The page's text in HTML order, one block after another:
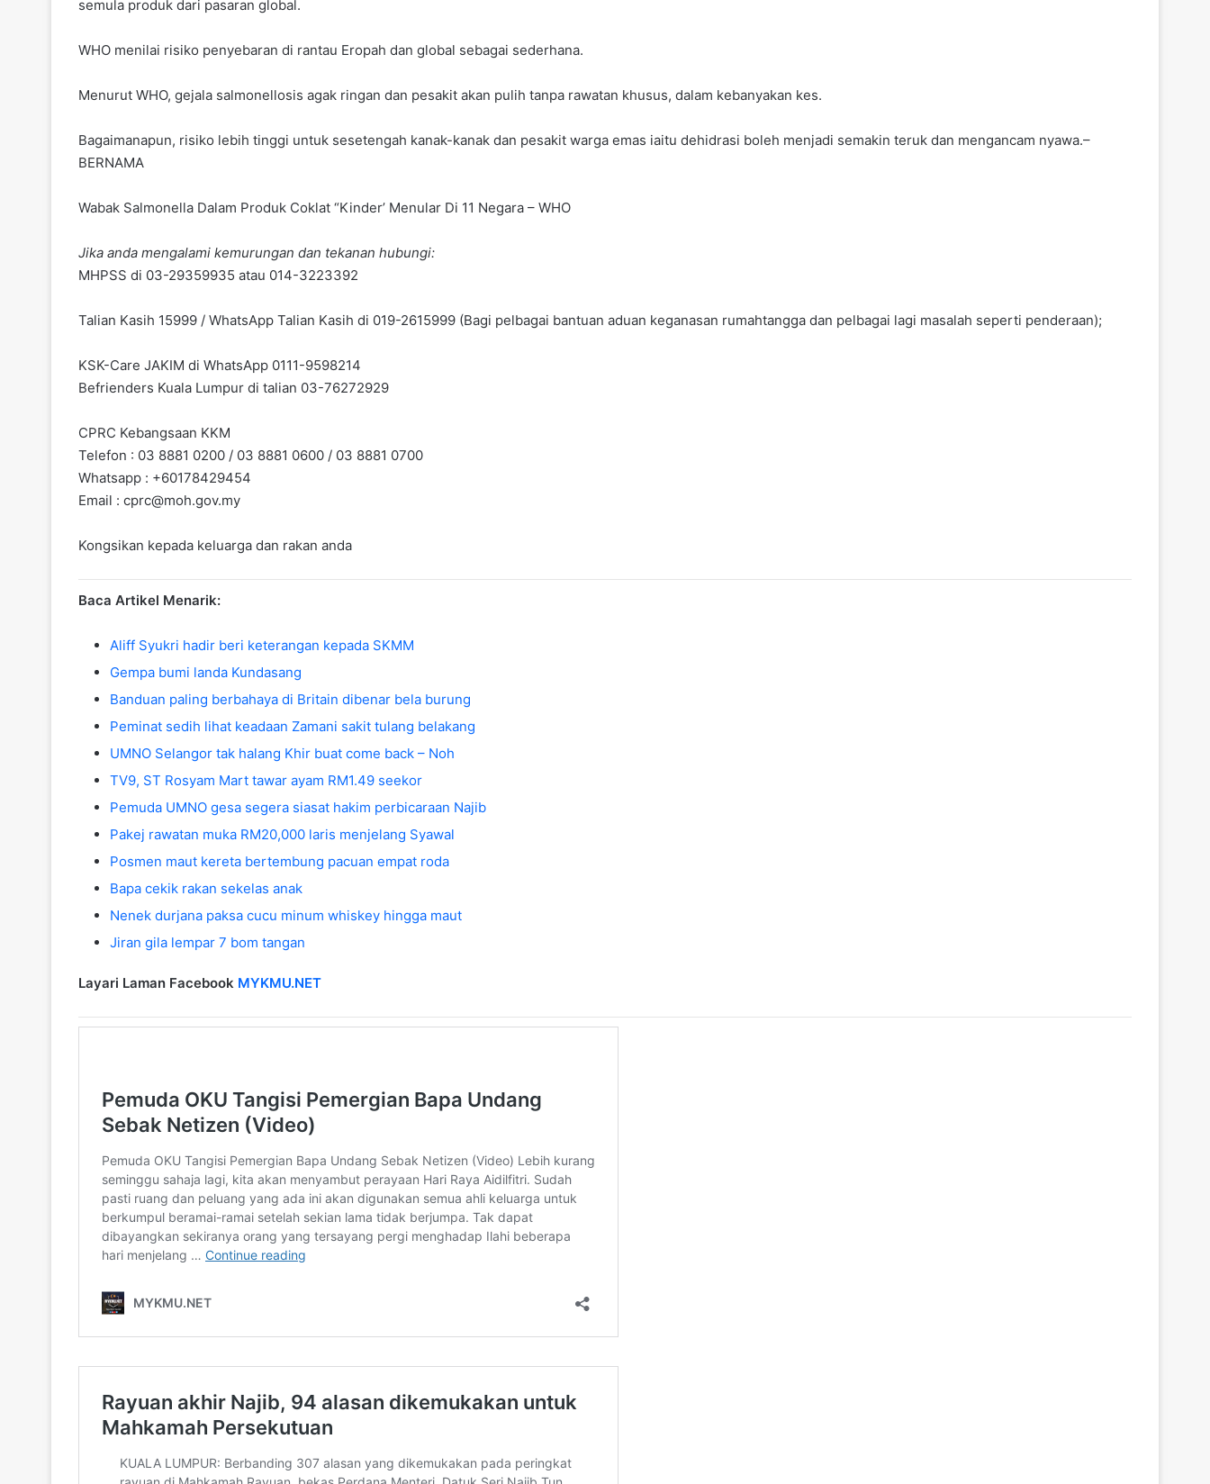
semula produk dari pasaran global.
WHO menilai risiko penyebaran di rantau Eropah dan global sebagai sederhana.
Menurut WHO, gejala salmonellosis agak ringan dan pesakit akan pulih tanpa rawatan khusus, dalam kebanyakan kes.
Bagaimanapun, risiko lebih tinggi untuk sesetengah kanak-kanak dan pesakit warga emas iaitu dehidrasi boleh menjadi semakin teruk dan mengancam nyawa.–
BERNAMA
Wabak Salmonella Dalam Produk Coklat “Kinder’ Menular Di 11 Negara – WHO
Jika anda mengalami kemurungan dan tekanan hubungi:
MHPSS di 03-29359935 atau 014-3223392
Talian Kasih 15999 / WhatsApp Talian Kasih di 019-2615999 (Bagi pelbagai bantuan aduan keganasan rumahtangga dan pelbagai lagi masalah seperti penderaan);
KSK-Care JAKIM di WhatsApp 0111-9598214
Befrienders Kuala Lumpur di talian 03-76272929
CPRC Kebangsaan KKM
Telefon : 03 8881 0200 / 03 8881 0600 / 03 8881 0700
Whatsapp : +60178429454
Email : cprc@moh.gov.my
Kongsikan kepada keluarga dan rakan anda
Baca Artikel Menarik:
Aliff Syukri hadir beri keterangan kepada SKMM
Gempa bumi landa Kundasang
Banduan paling berbahaya di Britain dibenar bela burung
Peminat sedih lihat keadaan Zamani sakit tulang belakang
UMNO Selangor tak halang Khir buat come back – Noh
TV9, ST Rosyam Mart tawar ayam RM1.49 seekor
Pemuda UMNO gesa segera siasat hakim perbicaraan Najib
Pakej rawatan muka RM20,000 laris menjelang Syawal
Posmen maut kereta bertembung pacuan empat roda
Bapa cekik rakan sekelas anak
Nenek durjana paksa cucu minum whiskey hingga maut
Jiran gila lempar 7 bom tangan
Layari Laman Facebook MYKMU.NET